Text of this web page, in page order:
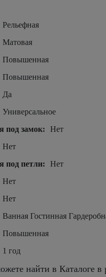
Рельефная
Матовая
Повышенная
Повышенная
Да
Универсальное
под замок:
Нет
Нет
под петли:
Нет
Нет
Нет
Ванная Гостинная
Повышенная
1 год
найти в Каталоге